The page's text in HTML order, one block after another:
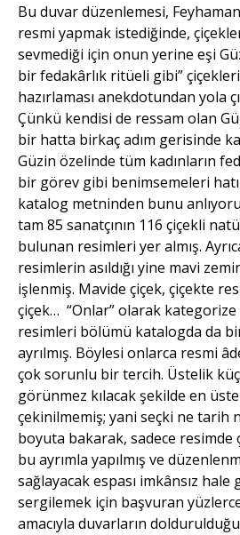
Bu duvar düzenlemesi,
resmi yapmak istediğinde,
sevmediği için onun yerine eşi
bir fedakârlık ritüeli gibi”
hazırlaması anekdotundan yola
Çünkü kendisi de ressam olan
bir hatta birkaç adım gerisinde
Güzin özelinde tüm kadınların
bir görev gibi benimsemeleri
katalog metninden bunu
tam 85 sanatçının 116 çiçekli
bulunan resimleri yer almış.
resimlerin asıldığı yine mavi
işlenmiş. Mavide çiçek, çiçekte
çiçek… “Onlar” olarak kategorize
resimleri bölümü katalogda da
ayrılmış. Böylesi onlarca resmi
çok sorunlu bir tercih. Üstelik
görünmez kılacak şekilde en
çekinilmemiş; yani seçki ne tarih
boyuta bakarak, sadece resimde
bu ayrımla yapılmış ve
sağlayacak espası imkânsız
sergilemek için başvuran
amacıyla duvarların